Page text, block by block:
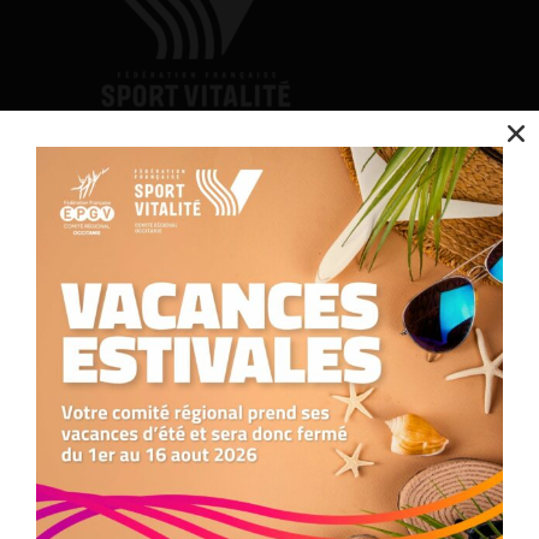
Nous utilisons des cookies pour optimiser notre site web et notre service.
Accepter
Refuser
Préférences
Contact
Nous contacter
formation.occitanie@comite-epgv.fr
Siège social : 7 rue André Citroën 31130 Balma
Antenne à la Maison Régionale des Sports
1039 rue Georges Méliès
34967 Montpellier Cedex